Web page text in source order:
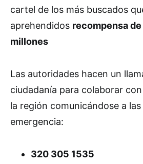
cartel de los más buscados
aprehendidos recompensa
millones
Las autoridades hacen un
ciudadanía para colaborar
la región comunicándose a
emergencia:
320 305 1535